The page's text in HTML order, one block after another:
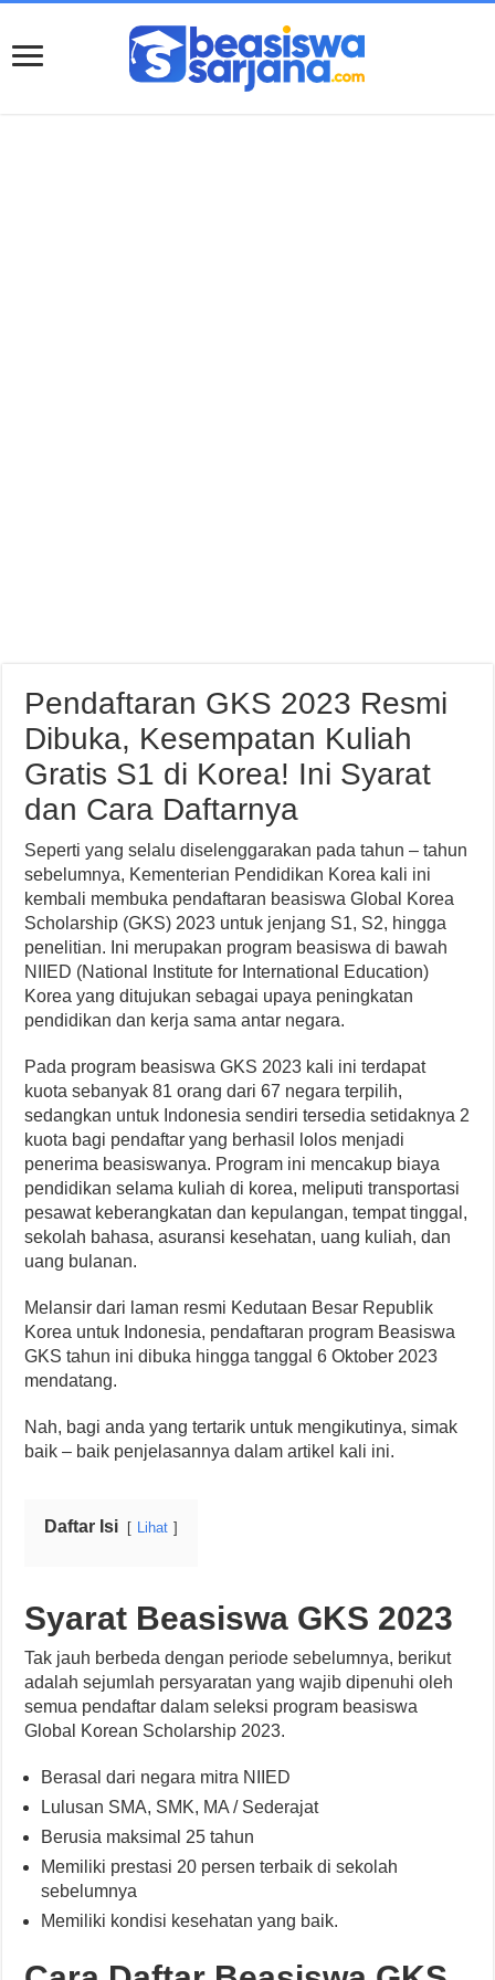
Pendaftaran GKS 2023 Resmi
Dibuka, Kesempatan Kuliah
Gratis S1 di Korea! Ini Syarat
dan Cara Daftarnya
Seperti yang selalu diselenggarakan pada tahun – tahun
sebelumnya, Kementerian Pendidikan Korea kali ini
kembali membuka pendaftaran beasiswa Global Korea
Scholarship (GKS) 2023 untuk jenjang S1, S2, hingga
penelitian. Ini merupakan program beasiswa di bawah
NIIED (National Institute for International Education)
Korea yang ditujukan sebagai upaya peningkatan
pendidikan dan kerja sama antar negara.
Pada program beasiswa GKS 2023 kali ini terdapat
kuota sebanyak 81 orang dari 67 negara terpilih,
sedangkan untuk Indonesia sendiri tersedia setidaknya 2
kuota bagi pendaftar yang berhasil lolos menjadi
penerima beasiswanya. Program ini mencakup biaya
pendidikan selama kuliah di korea, meliputi transportasi
pesawat keberangkatan dan kepulangan, tempat tinggal,
sekolah bahasa, asuransi kesehatan, uang kuliah, dan
uang bulanan.
Melansir dari laman resmi Kedutaan Besar Republik
Korea untuk Indonesia, pendaftaran program Beasiswa
GKS tahun ini dibuka hingga tanggal 6 Oktober 2023
mendatang.
Nah, bagi anda yang tertarik untuk mengikutinya, simak
baik – baik penjelasannya dalam artikel kali ini.
Daftar Isi Lihat
Syarat Beasiswa GKS 2023
Tak jauh berbeda dengan periode sebelumnya, berikut
adalah sejumlah persyaratan yang wajib dipenuhi oleh
semua pendaftar dalam seleksi program beasiswa
Global Korean Scholarship 2023.
Berasal dari negara mitra NIIED
Lulusan SMA, SMK, MA / Sederajat
Berusia maksimal 25 tahun
Memiliki prestasi 20 persen terbaik di sekolah
sebelumnya
Memiliki kondisi kesehatan yang baik.